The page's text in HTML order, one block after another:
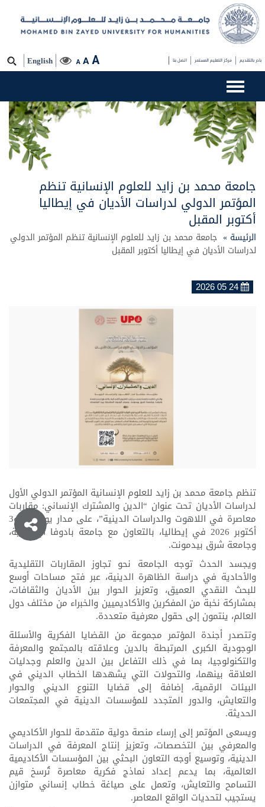
English A A A بادر بالتقديم مركز التعليم المستمر اتصل بنا
جامعة محمد بن زايد للعلوم الإنسانية تنظم
المؤتمر الدولي لدراسات الأديان في إيطاليا
أكتوبر المقبل
الرئيسة » جامعة محمد بن زايد للعلوم الإنسانية تنظم المؤتمر الدولي
لدراسات الأديان في إيطاليا أكتوبر المقبل
تنظم جامعة محمد بن زايد للعلوم الإنسانية المؤتمر الدولي الأول
لدراسات الأديان تحت عنوان “الدين والمشترك الإنساني: مقاربات
معاصرة في اللاهوت والدراسات الدينية”، على مدار يومي 2 و3
أكتوبر 2026 في إيطاليا، بالتعاون مع جامعة بادوفا الإيطالية،
وجامعة شرق بيدمونت.
ويجسد الحدث توجه الجامعة نحو تجاوز المقاربات التقليدية
والأحادية في دراسة الظاهرة الدينية، عبر فتح مساحات أوسع
للبحث النقدي العميق، وتعزيز الحوار بين الأديان والثقافات،
بمشاركة نخبة من المفكرين والأكاديميين والخبراء من مختلف دول
العالم، ينتمون إلى حقول معرفية متعددة.
وتتصدر أجندة المؤتمر مجموعة من القضايا الفكرية والأسئلة
الوجودية الكبرى المرتبطة بالدين وعلاقته بالمجتمع والمعرفة
والتكنولوجيا، بما في ذلك التفاعل بين الدين والعلم وجدليات
العلاقة بينهما، والتحولات التي يشهدها الخطاب الديني في
البيئات الرقمية، إضافة إلى قضايا التنوع الديني والحوار
والتعايش، والدور المتجدد للمؤسسات الدينية في المجتمعات
الحديثة.
ويسعى المؤتمر إلى إرساء منصة دولية متقدمة للحوار الأكاديمي
والمعرفي بين التخصصات، وتعزيز إنتاج المعرفة في الدراسات
الدينية، وتوسيع أوجه التعاون البحثي بين المؤسسات الأكاديمية
العالمية، بما يدعم إعداد نماذج فكرية معاصرة تُرسخ قيم
التسامح والتعايش، وتعمل على صياغة خطاب إنساني متوازن
يستجيب لتحديات الواقع المعاصر.